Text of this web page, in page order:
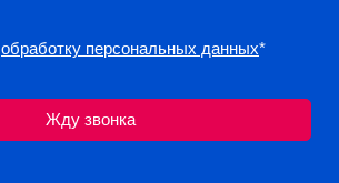
обработку персональных данных*